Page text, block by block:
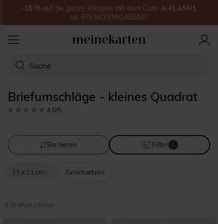
Briefumschläge - kleines Quadrat
4.6/5
Sortieren Filter 1
11 x 11 cm Zurücksetzen
6 Briefumschläge
-15 % auf die ganze Website mit dem Code A-FLASH1
bis BIS MONTAGABEND